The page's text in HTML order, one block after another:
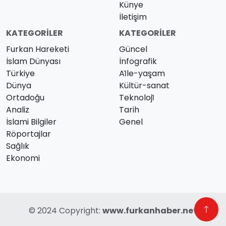
Künye
İletişim
KATEGORILER
Furkan Hareketi
İslam Dünyası
Türkiye
Dünya
Ortadoğu
Analiz
İslami Bilgiler
Röportajlar
Sağlık
Ekonomi
KATEGORILER
Güncel
İnfografik
Ai̇le-yaşam
Kültür-sanat
Teknoloji̇
Tarih
Genel
© 2024 Copyright: www.furkanhaber.net